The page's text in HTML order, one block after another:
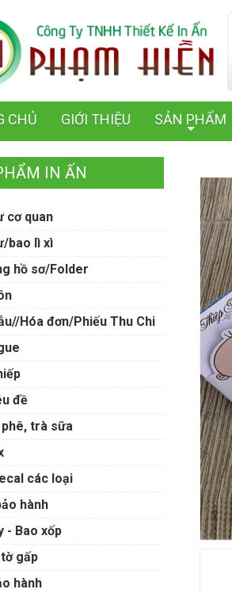
CHỦ GIỚI THIỆU
+
SẢN PHẨM
IN ẤN
cơ quan
bao lì xì
hồ sơ/Folder
Hóa đơn/Phiếu Thu Chi
đề
phê, trà sữa
các loại
hành
- Bao xốp
gấp
hành